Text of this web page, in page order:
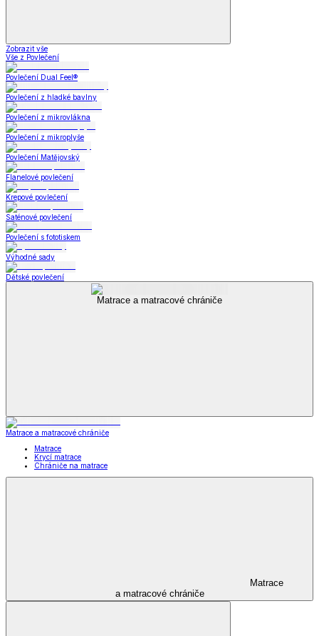
Zobrazit vše
Vše z Povlečení
Povlečení Dual Feel®
Povlečení z hladké bavlny
Povlečení z mikrovlákna
Povlečení z mikroplyše
Povlečení Matějovský
Flanelové povlečení
Krepové povlečení
Saténové povlečení
Povlečení s fototiskem
Výhodné sady
Dětské povlečení
Matrace a matracové chrániče
Matrace a matracové chrániče
Matrace
Krycí matrace
Chrániče na matrace
Matrace
a matracové chrániče